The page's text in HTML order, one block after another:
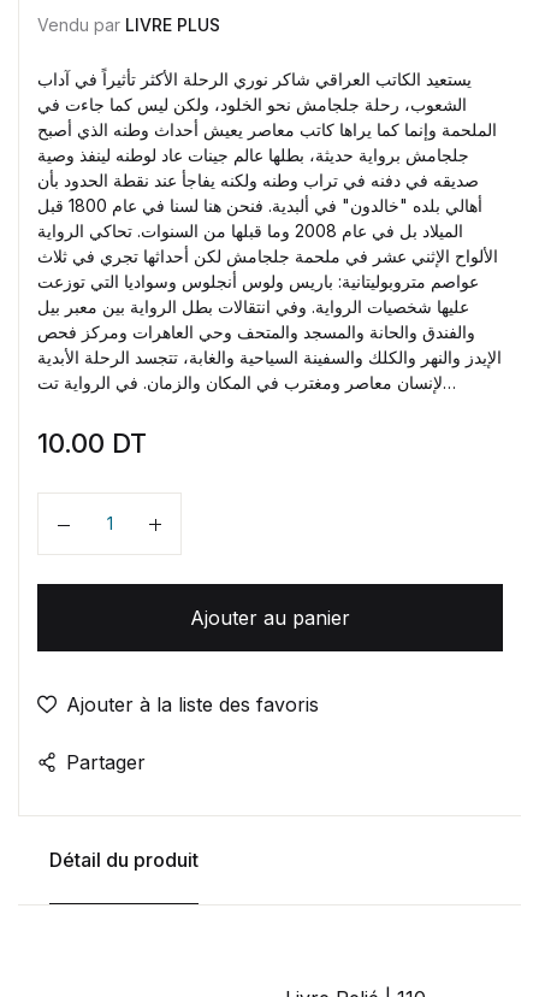
Vendu par LIVRE PLUS
يستعيد الكاتب العراقي شاكر نوري الرحلة الأكثر تأثيراً في آداب
الشعوب، رحلة جلجامش نحو الخلود، ولكن ليس كما جاءت في
الملحمة وإنما كما يراها كاتب معاصر يعيش أحداث وطنه الذي أصبح
جلجامش برواية حديثة، بطلها عالم جينات عاد لوطنه لينفذ وصية
صديقه في دفنه في تراب وطنه ولكنه يفاجأ عند نقطة الحدود بأن
أهالي بلده "خالدون" في ألبدية. فنحن هنا لسنا في عام 1800 قبل
الميلاد بل في عام 2008 وما قبلها من السنوات. تحاكي الرواية
الألواح الإثني عشر في ملحمة جلجامش لكن أحداثها تجري في ثلاث
عواصم متروبوليتانية: باريس ولوس أنجلوس وسواديا التي توزعت
عليها شخصيات الرواية. وفي انتقالات بطل الرواية بين معبر بيل
والفندق والحانة والمسجد والمتحف وحي العاهرات ومركز فحص
الإيدز والنهر والكلك والسفينة السياحية والغابة، تتجسد الرحلة الأبدية
لإنسان معاصر ومغترب في المكان والزمان. في الرواية تت…
10.00 DT
Quantité
Ajouter au panier
Ajouter à la liste des favoris
Partager
Détail du produit